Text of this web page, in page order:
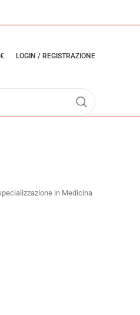
€ LOGIN / REGISTRAZIONE
in Medicina